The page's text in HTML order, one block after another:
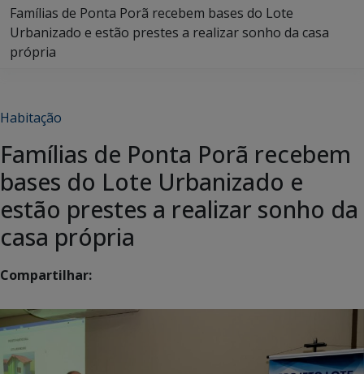
Famílias de Ponta Porã recebem bases do Lote
Urbanizado e estão prestes a realizar sonho da casa
própria
Habitação
Famílias de Ponta Porã recebem
bases do Lote Urbanizado e
estão prestes a realizar sonho da
casa própria
Compartilhar: